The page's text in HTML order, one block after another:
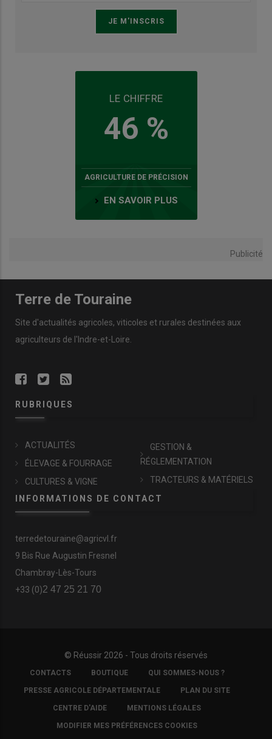
LE CHIFFRE
46 %
AGRICULTURE DE PRÉCISION
EN SAVOIR PLUS
Publicité
Terre de Touraine
Site d'actualités agricoles, viticoles et rurales destinées aux
agriculteurs de l'Indre-et-Loire.
RUBRIQUES
ACTUALITÉS
ÉLEVAGE & FOURRAGE
CULTURES & VIGNE
GESTION &
RÉGLEMENTATION
TRACTEURS & MATÉRIELS
INFORMATIONS DE CONTACT
terredetouraine@agricvl.fr
9 Bis Rue Augustin Fresnel
Chambray-Lès-Tours
+33 (0)2 47 25 21 70
© Réussir 2026 - Tous droits réservés
FOOTER
COPYRIGHT
CONTACTS BOUTIQUE QUI SOMMES-NOUS ?
PRESSE AGRICOLE DÉPARTEMENTALE PLAN DU SITE
CENTRE D'AIDE MENTIONS LÉGALES
MODIFIER MES PRÉFÉRENCES COOKIES